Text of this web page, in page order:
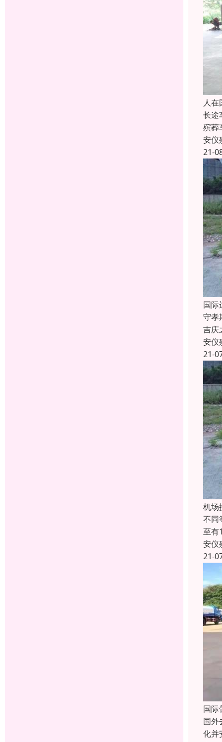
人在
长途
殡葬
安仪
21-
国际
守孝
吉庆
安仪
21-
机场
不同
至有
安仪
21-
国际
国外
化并